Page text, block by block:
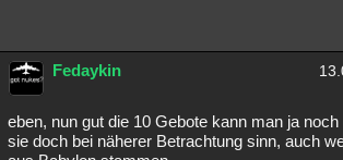
Fedaykin
eben, nun gut die 10 Gebote kann man ja
sie doch bei näherer Betrachtung sinn, auch